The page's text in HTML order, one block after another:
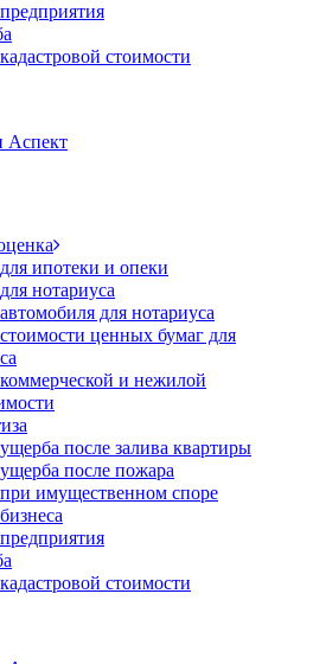
стоимости
Аспект
ипотеки и опеки
нотариуса
для нотариуса
ценных бумаг для
и нежилой
после залива квартиры
после пожара
имущественном споре
стоимости